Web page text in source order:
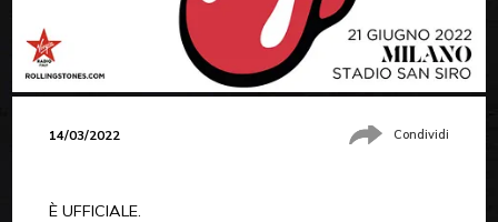
14/03/2022 Condividi
È UFFICIALE.